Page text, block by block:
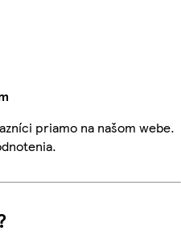
priamo na našom webe.